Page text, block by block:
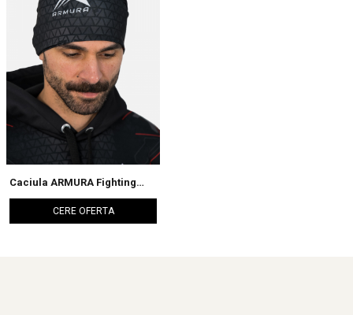
Caciula ARMURA Fighting
CERE OFERTA